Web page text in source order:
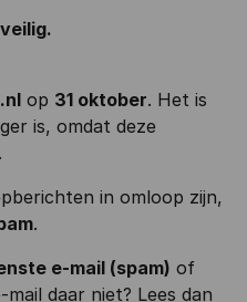
op 31 oktober. Het is
is, omdat deze
in omloop zijn,
.
e-mail (spam) of
mail daar niet? Lees dan